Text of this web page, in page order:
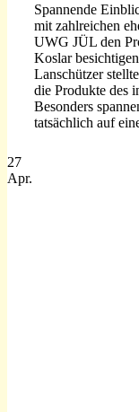
Spannende
mit zahlreichen
UWG JÜL den
Koslar
Lanschützer
die Produkte des
Besonders
tatsächlich auf
27
Apr.